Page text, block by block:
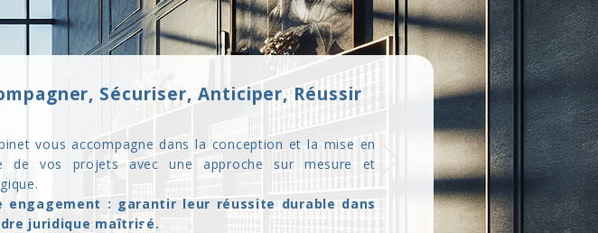
Sécuriser, Anticiper, Réussir
vous accompagne dans la conception et la mise en
de vos projets avec une approche sur mesure et
engagement : garantir leur réussite durable dans
juridique maîtrisé.